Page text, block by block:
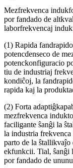
Mezfrekvenca
por fandado de
laborfrekvencaj
(1) Rapida
potencdenseco de
potenckonfiguracio
tiu de industriaj
kondiĉoj, la
rapida kaj la
(2) Forta
mezfrekvenca
faciligante ŝanĝi la
la industria
parto de la ŝtallikvaĵo
ekfunkcii. Tial, ŝanĝi
por fandado de